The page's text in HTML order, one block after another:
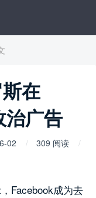
在
广告
02
309 阅读
Facebook成为去